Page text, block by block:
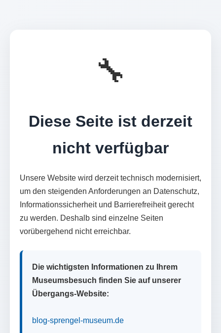
🔧
Diese Seite ist derzeit
nicht verfügbar
Unsere Website wird derzeit technisch modernisiert,
um den steigenden Anforderungen an Datenschutz,
Informationssicherheit und Barrierefreiheit gerecht
zu werden. Deshalb sind einzelne Seiten
vorübergehend nicht erreichbar.
Die wichtigsten Informationen zu Ihrem
Museumsbesuch finden Sie auf unserer
Übergangs-Website:
blog-sprengel-museum.de